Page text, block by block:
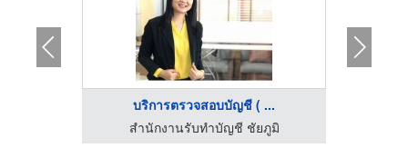
บริการตรวจสอบบัญชี ( ...
สำนักงานรับทำบัญชี ชัยภูมิ